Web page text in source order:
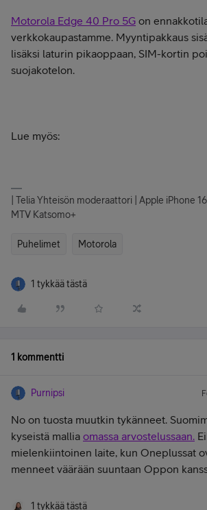
Motorola Edge 40 Pro 5G on
verkkokaupastamme. Myyntipakkaus
lisäksi laturin pikaoppaan, SIM-kortin
suojakotelon.
Lue myös:
| Telia Yhteisön moderaattori | Apple iPhone
MTV Katsomo+
Puhelimet Motorola
1 tykkää tästä
1 kommentti
Purnipsi
No on tuosta muutkin tykänneet.
kyseistä mallia omassa arvostelussaan.
mielenkiintoinen laite, kun Oneplussat
menneet väärään suuntaan Oppon
1 tykkää tästä